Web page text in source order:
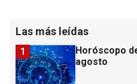
Las más leídas
Horóscopo
agosto
1